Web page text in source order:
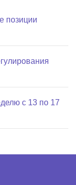
позиции
с 13 по 17